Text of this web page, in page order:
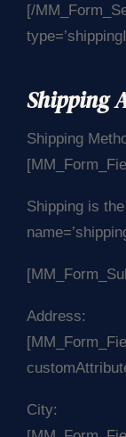
[/
Shipping
Shipping
Shipping is
Address:
City: